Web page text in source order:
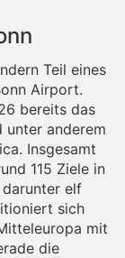
Teil eines
Airport.
bereits das
unter anderem
Insgesamt
115 Ziele in
elf
sich
mit
die